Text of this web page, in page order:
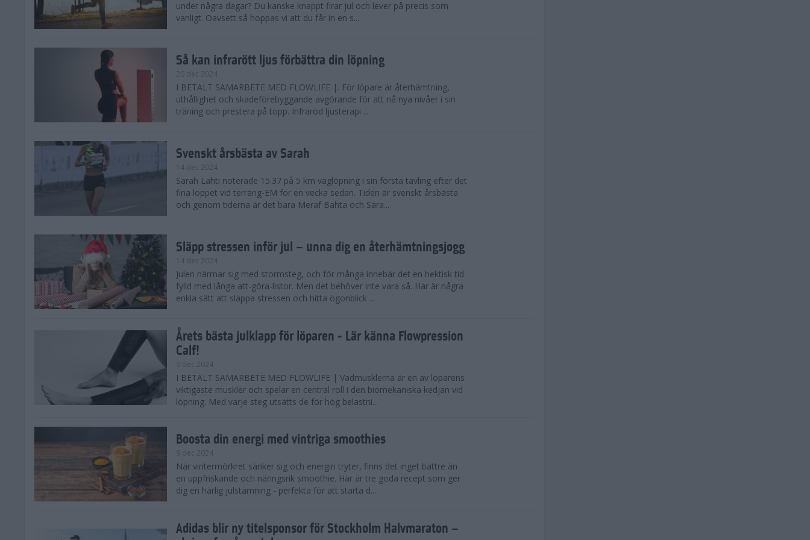
under några dagar? Du kanske knappt firar jul och lever på precis som
vanligt. Oavsett så hoppas vi att du får in en s...
Så kan infrarött ljus förbättra din löpning
20 dec 2024
I BETALT SAMARBETE MED FLOWLIFE |. För löpare är återhämtning,
uthållighet och skadeförebyggande avgörande för att nå nya nivåer i sin
träning och prestera på topp. Infraröd ljusterapi ...
Svenskt årsbästa av Sarah
14 dec 2024
Sarah Lahti noterade 15.37 på 5 km väglöpning i sin första tävling efter det
fina loppet vid terräng-EM för en vecka sedan. Tiden är svenskt årsbästa
och genom tiderna är det bara Meraf Bahta och Sara...
Släpp stressen inför jul – unna dig en återhämtningsjogg
14 dec 2024
Julen närmar sig med stormsteg, och för många innebär det en hektisk tid
fylld med långa att-göra-listor. Men det behöver inte vara så. Här är några
enkla sätt att släppa stressen och hitta ögonblick ...
Årets bästa julklapp för löparen - Lär känna Flowpression
Calf!
9 dec 2024
I BETALT SAMARBETE MED FLOWLIFE | Vadmusklerna är en av löparens
viktigaste muskler och spelar en central roll i den biomekaniska kedjan vid
löpning. Med varje steg utsätts de för hög belastni...
Boosta din energi med vintriga smoothies
9 dec 2024
När vintermörkret sänker sig och energin tryter, finns det inget bättre än
en uppfriskande och näringsrik smoothie. Här är tre goda recept som ger
dig en härlig julstämning - perfekta för att starta d...
Adidas blir ny titelsponsor för Stockholm Halvmaraton –